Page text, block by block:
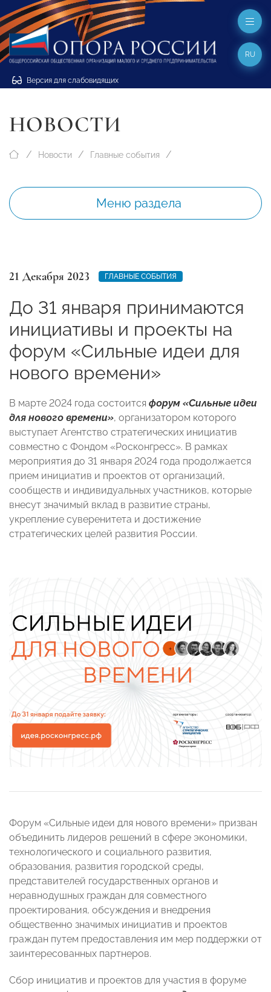
Версия для слабовидящих
RU
НОВОСТИ
Новости Главные события
Меню раздела
21 Декабря 2023 ГЛАВНЫЕ СОБЫТИЯ
До 31 января принимаются
инициативы и проекты на
форум «Сильные идеи для
нового времени»
В марте 2024 года состоится форум «Сильные идеи
для нового времени», организатором которого
выступает Агентство стратегических инициатив
совместно с Фондом «Росконгресс». В рамках
мероприятия до 31 января 2024 года продолжается
прием инициатив и проектов от организаций,
сообществ и индивидуальных участников, которые
внесут значимый вклад в развитие страны,
укрепление суверенитета и достижение
стратегических целей развития России.
Форум «Сильные идеи для нового времени» призван
объединить лидеров решений в сфере экономики,
технологического и социального развития,
образования, развития городской среды,
представителей государственных органов и
неравнодушных граждан для совместного
проектирования, обсуждения и внедрения
общественно значимых инициатив и проектов
граждан путем предоставления им мер поддержки от
заинтересованных партнеров.
Сбор инициатив и проектов для участия в форуме